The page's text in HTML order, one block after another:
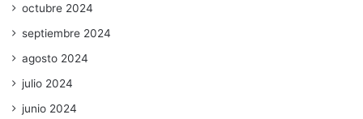
octubre 2024
septiembre 2024
agosto 2024
julio 2024
junio 2024